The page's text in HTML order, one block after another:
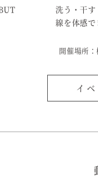
洗う・干
線を体感
開催場所
イ